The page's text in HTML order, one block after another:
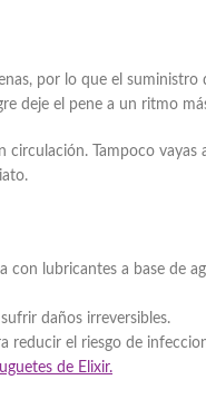
por lo que el
deje el pene a un ritmo
Tampoco
con lubricantes a base de
daños irreversibles.
reducir el riesgo de
de Elixir.